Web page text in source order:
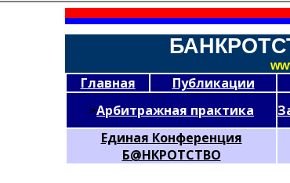
Главная Публикации
>Арбитражная практика
Единая Конференция
Б@НКРОТСТВО